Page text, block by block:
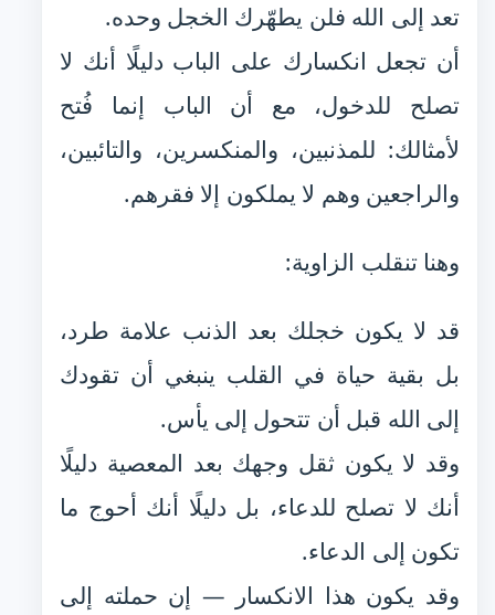
تعد إلى الله فلن يطهّرك الخجل وحده.
أن تجعل انكسارك على الباب دليلًا أنك لا
تصلح للدخول، مع أن الباب إنما فُتح
لأمثالك: للمذنبين، والمنكسرين، والتائبين،
والراجعين وهم لا يملكون إلا فقرهم.
وهنا تنقلب الزاوية:
قد لا يكون خجلك بعد الذنب علامة طرد،
بل بقية حياة في القلب ينبغي أن تقودك
إلى الله قبل أن تتحول إلى يأس.
وقد لا يكون ثقل وجهك بعد المعصية دليلًا
أنك لا تصلح للدعاء، بل دليلًا أنك أحوج ما
تكون إلى الدعاء.
وقد يكون هذا الانكسار — إن حملته إلى